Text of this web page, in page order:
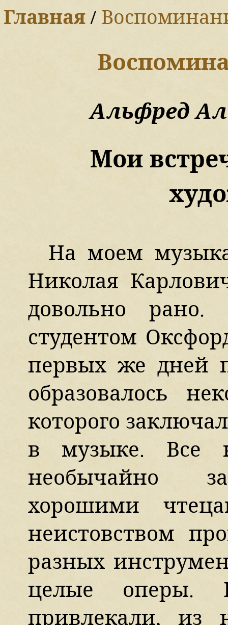
Главная/
Альфред
Мои
На моем
Николая
довольно
студентом
первых же дней
образовалось
которого
в музыке. Все
необычайно
хорошими
неистовством
разных
целые оперы.
привлекали, из